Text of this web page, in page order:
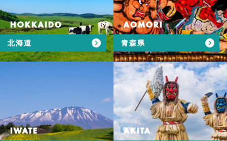
HOKKAIDO
北海道
AOMORI
青森県
IWATE AKITA